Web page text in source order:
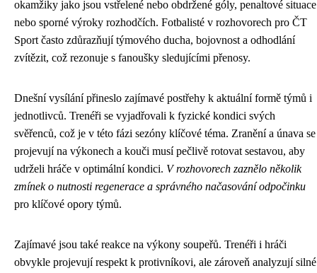
okamžiky jako jsou vstřelené nebo obdržené góly, penaltové situace
nebo sporné výroky rozhodčích. Fotbalisté v rozhovorech pro ČT
Sport často zdůrazňují týmového ducha, bojovnost a odhodlání
zvítězit, což rezonuje s fanoušky sledujícími přenosy.
Dnešní vysílání přineslo zajímavé postřehy k aktuální formě týmů i
jednotlivců. Trenéři se vyjadřovali k fyzické kondici svých
svěřenců, což je v této fázi sezóny klíčové téma. Zranění a únava se
projevují na výkonech a kouči musí pečlivě rotovat sestavou, aby
udrželi hráče v optimální kondici. V rozhovorech zaznělo několik
zmínek o nutnosti regenerace a správného načasování odpočinku
pro klíčové opory týmů.
Zajímavé jsou také reakce na výkony soupeřů. Trenéři i hráči
obvykle projevují respekt k protivníkovi, ale zároveň analyzují silné